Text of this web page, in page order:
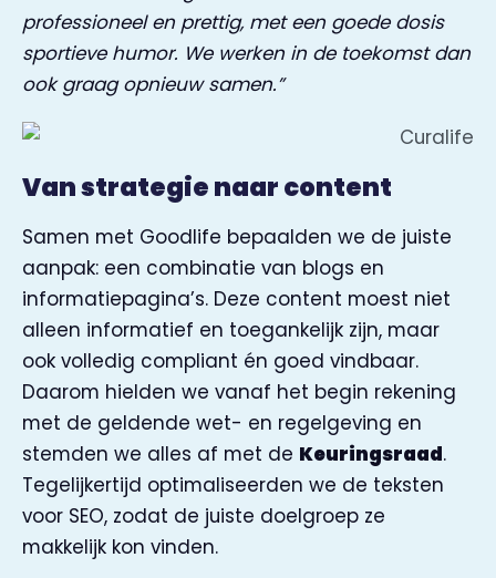
professioneel en prettig, met een goede dosis
sportieve humor. We werken in de toekomst dan
ook graag opnieuw samen.”
Van strategie naar content
Samen met Goodlife bepaalden we de juiste
aanpak: een combinatie van blogs en
informatiepagina’s. Deze content moest niet
alleen informatief en toegankelijk zijn, maar
ook volledig compliant én goed vindbaar.
Daarom hielden we vanaf het begin rekening
met de geldende wet- en regelgeving en
stemden we alles af met de Keuringsraad.
Tegelijkertijd optimaliseerden we de teksten
voor SEO, zodat de juiste doelgroep ze
makkelijk kon vinden.